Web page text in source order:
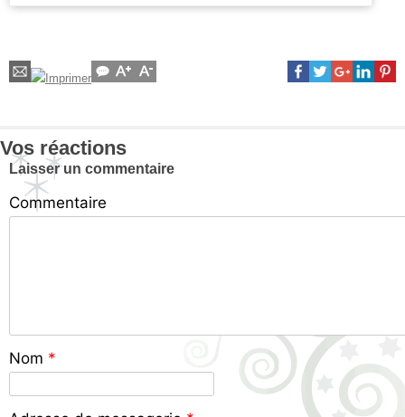
Vos réactions
Laisser un commentaire
Commentaire
Nom *